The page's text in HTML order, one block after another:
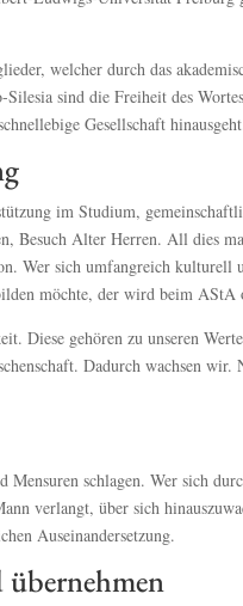
welcher durch das
sind die Freiheit des
Gesellschaft
im Studium,
Besuch Alter Herren. All dies
Wer sich umfangreich
möchte, der wird beim
Diese gehören zu unseren
Dadurch wachsen
schlagen. Wer sich
verlangt, über sich
Auseinandersetzung.